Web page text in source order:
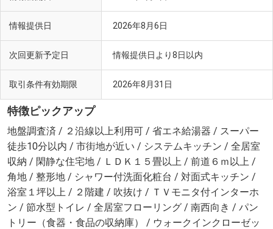
情報提供日 2026年8月6日
次回更新予定日 情報提供日より8日以内
取引条件有効期限 2026年8月31日
特徴ピックアップ
地盤調査済 / ２沿線以上利用可 / 省エネ給湯器 / スーパー
徒歩10分以内 / 市街地が近い / システムキッチン / 全居室
収納 / 閑静な住宅地 / ＬＤＫ１５畳以上 / 前道６ｍ以上 /
角地 / 整形地 / シャワー付洗面化粧台 / 対面式キッチン /
浴室１坪以上 / ２階建 / 吹抜け / ＴＶモニタ付インターホ
ン / 節水型トイレ / 全居室フローリング / 南西向き / パン
トリー（食器・食品の収納庫） / ウォークインクローゼッ